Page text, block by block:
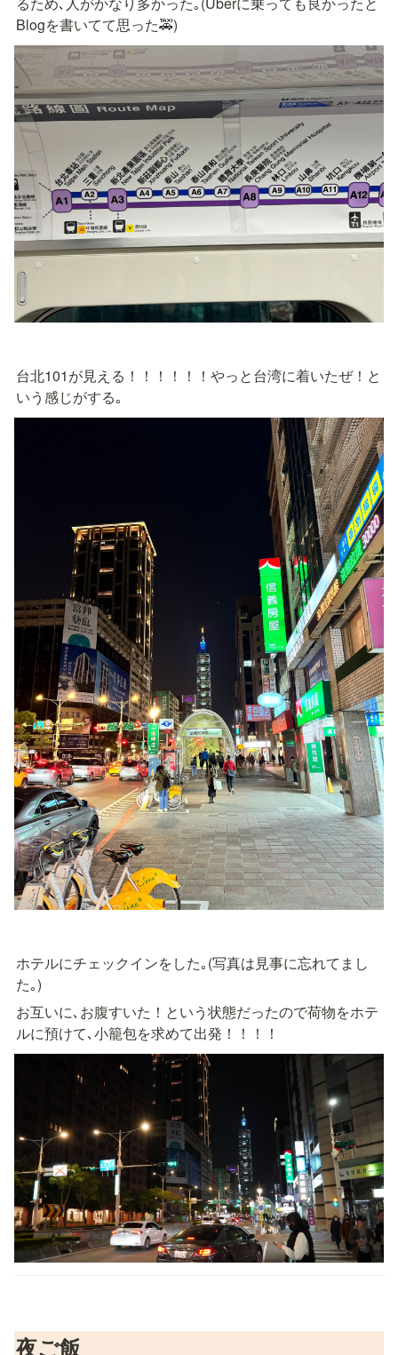
Blogを書いてて思った🚕)
台北101が見える！！！！！！やっと台湾に着いたぜ！と
いう感じがする｡
ホテルにチェックインをした｡(写真は見事に忘れてまし
た｡)
お互いに､お腹すいた！という状態だったので荷物をホテ
ルに預けて､小籠包を求めて出発！！！！
夜ご飯